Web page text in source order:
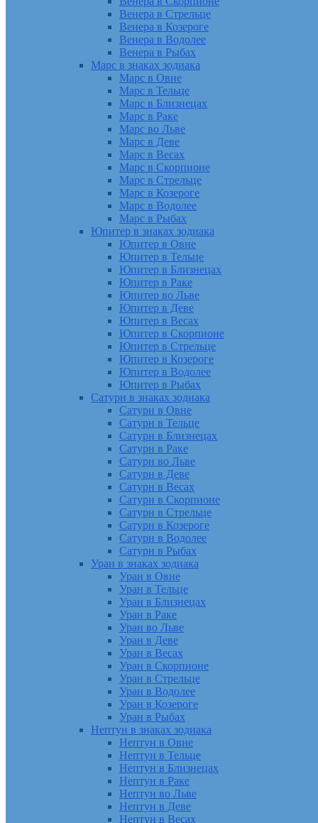
Венера в Стрельце
Венера в Козероге
Венера в Водолее
Венера в Рыбах
Марс в знаках зодиака
Марс в Овне
Марс в Тельце
Марс в Близнецах
Марс в Раке
Марс во Льве
Марс в Деве
Марс в Весах
Марс в Скорпионе
Марс в Стрельце
Марс в Козероге
Марс в Водолее
Марс в Рыбах
Юпитер в знаках зодиака
Юпитер в Овне
Юпитер в Тельце
Юпитер в Близнецах
Юпитер в Раке
Юпитер во Льве
Юпитер в Деве
Юпитер в Весах
Юпитер в Скорпионе
Юпитер в Стрельце
Юпитер в Козероге
Юпитер в Водолее
Юпитер в Рыбах
Сатурн в знаках зодиака
Сатурн в Овне
Сатурн в Тельце
Сатурн в Близнецах
Сатурн в Раке
Сатурн во Льве
Сатурн в Деве
Сатурн в Весах
Сатурн в Скорпионе
Сатурн в Стрельце
Сатурн в Козероге
Сатурн в Водолее
Сатурн в Рыбах
Уран в знаках зодиака
Уран в Овне
Уран в Тельце
Уран в Близнецах
Уран в Раке
Уран во Льве
Уран в Деве
Уран в Весах
Уран в Скорпионе
Уран в Стрельце
Уран в Водолее
Уран в Козероге
Уран в Рыбах
Нептун в знаках зодиака
Нептун в Овне
Нептун в Тельце
Нептун в Близнецах
Нептун в Раке
Нептун во Льве
Нептун в Деве
Нептун в Весах